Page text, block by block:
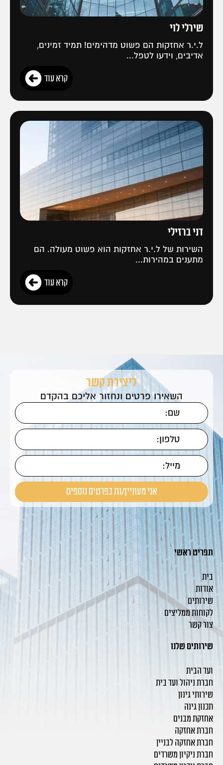
שירלי לוי
ל.י.ר אחזקות הם פשוט מדהימים! תמיד זמינים,
אדיבים, וידעו לטפל...
קרא עוד
דני ברזילי
השירות של ל.י.ר אחזקות הוא פשוט מעולה. הם
מתענים במהירות...
קרא עוד
ליצירת קשר
השאירו פרטים ונחזור אליכם בהקדם
תפריט ראשי
בית
אודות
שירותים
לקוחות ממליצים
צור קשר
שירותים שלנו
ועד הבית
חברת ניהול ועד בית
שירותי גינון
תכנון גינה
אחזקת מבנים
חברת אחזקה
חברת אחזקה לבניין
חברת ניקיון משרדים